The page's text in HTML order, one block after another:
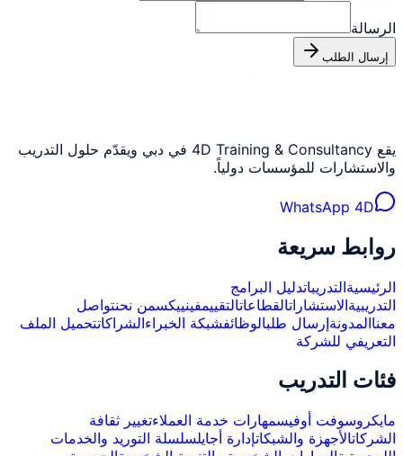
الرسالة
إرسال الطلب
يقع 4D Training & Consultancy في دبي ويقدّم حلول التدريب
والاستشارات للمؤسسات دولياً.
WhatsApp 4D
روابط سريعة
الرئيسيةالتدريباتدليل البرامج
التدريبيةالاستشاراتالقطاعاتالتقييمفينييكسمن نحنتواصل
معناالمدونةإرسال طلبالوظائفشبكة الخبراءالشراكاتتحميل الملف
التعريفي للشركة
فئات التدريب
مايكروسوفت أوفيسمهارات خدمة العملاءتغيير ثقافة
الشركاتالأجهزة والشبكاتإدارة أجايلسلسلة التوريد والخدمات